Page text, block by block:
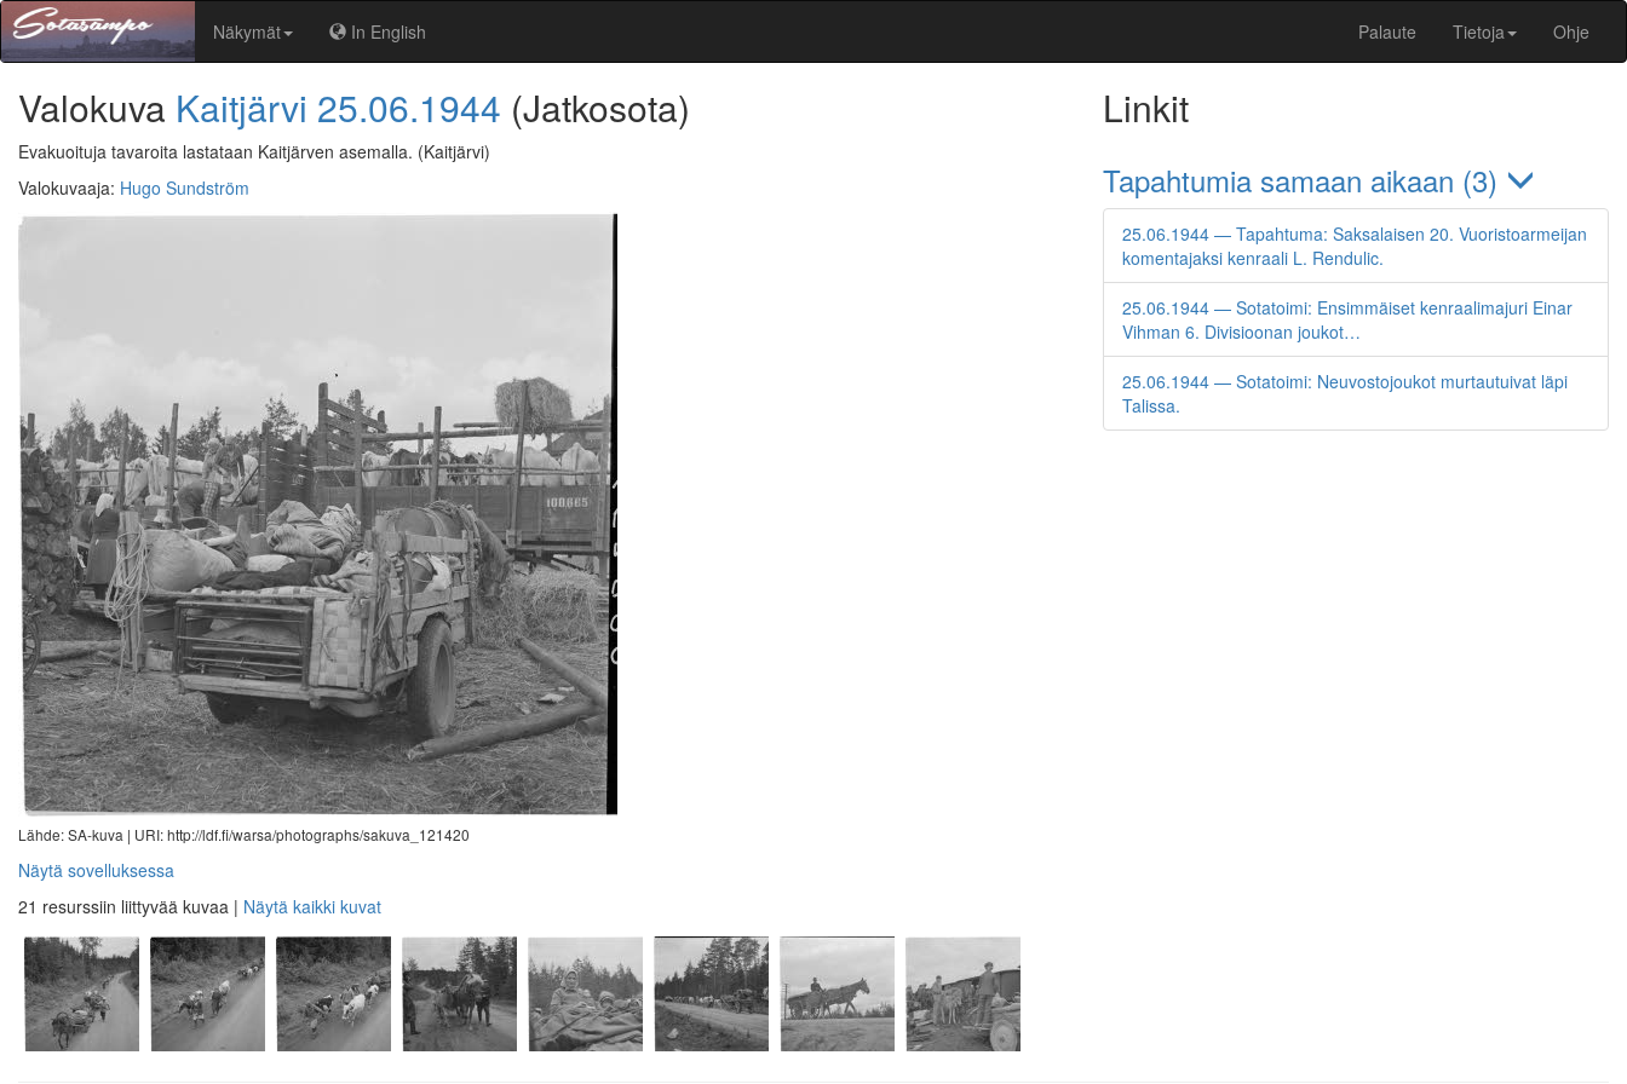
Näkymät In English Palaute Tietoja Ohje
Valokuva Kaitjärvi 25.06.1944 (Jatkosota)
Evakuoituja tavaroita lastataan Kaitjärven asemalla. (Kaitjärvi)
Valokuvaaja: Hugo Sundström
Lähde: SA-kuva | URI: http://ldf.fi/warsa/photographs/sakuva_121420
Näytä sovelluksessa
21 resurssiin liittyvää kuvaa | Näytä kaikki kuvat
Linkit
Tapahtumia samaan aikaan (3)
25.06.1944 — Tapahtuma: Saksalaisen 20. Vuoristoarmeijan
komentajaksi kenraali L. Rendulic.
25.06.1944 — Sotatoimi: Ensimmäiset kenraalimajuri Einar
Vihman 6. Divisioonan joukot…
25.06.1944 — Sotatoimi: Neuvostojoukot murtautuivat läpi
Talissa.